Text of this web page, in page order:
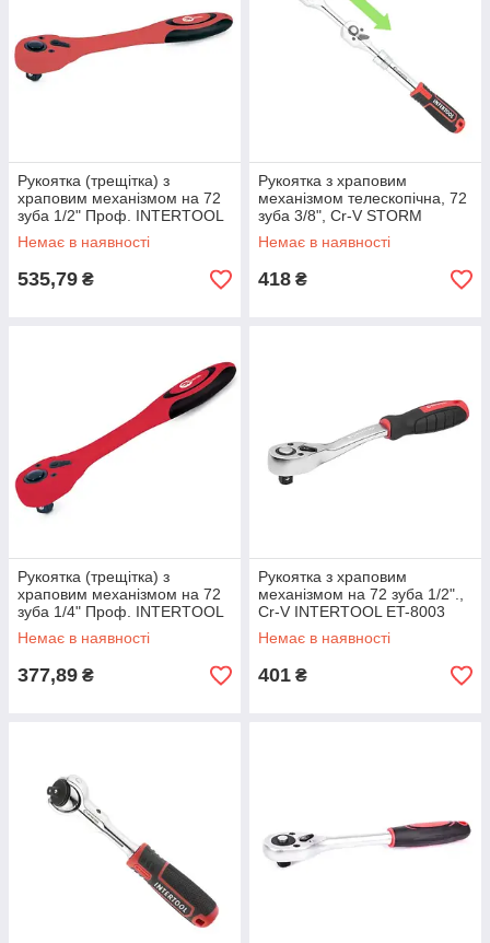
Рукоятка (трещітка) з
храповим механізмом на 72
зуба 1/2" Проф. INTERTOOL
HT-2113 mst mst
Немає в наявності
535,79 ₴
Рукоятка з храповим
механізмом телескопічна, 72
зуба 3/8", Cr-V STORM
INTERTOOL ET-8005 mst mst
Немає в наявності
418 ₴
Рукоятка (трещітка) з
храповим механізмом на 72
зуба 1/4" Проф. INTERTOOL
HT-2111 mst mst
Немає в наявності
377,89 ₴
Рукоятка з храповим
механізмом на 72 зуба 1/2".,
Cr-V INTERTOOL ET-8003
mst mst
Немає в наявності
401 ₴